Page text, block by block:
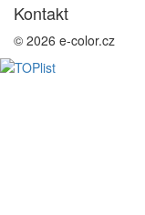
Kontakt
© 2026 e-color.cz